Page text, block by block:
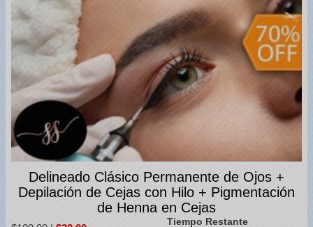
Delineado Clásico Permanente de Ojos +
Depilación de Cejas con Hilo + Pigmentación
de Henna en Cejas
Tiempo Restante